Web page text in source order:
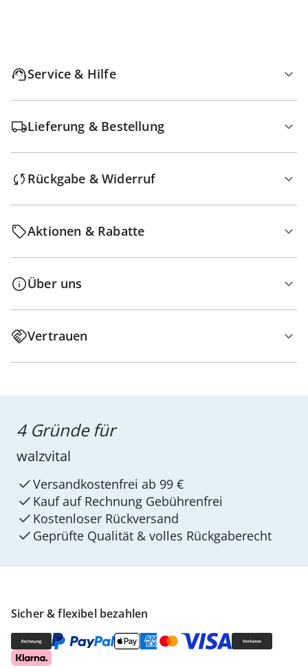
Service & Hilfe
Lieferung & Bestellung
Rückgabe & Widerruf
Aktionen & Rabatte
Über uns
Vertrauen
Sicher & flexibel bezahlen
4 Gründe für
walzvital
Versandkostenfrei ab 99 €
Kauf auf Rechnung Gebührenfrei
Kostenloser Rückversand
Geprüfte Qualität & volles Rückgaberecht